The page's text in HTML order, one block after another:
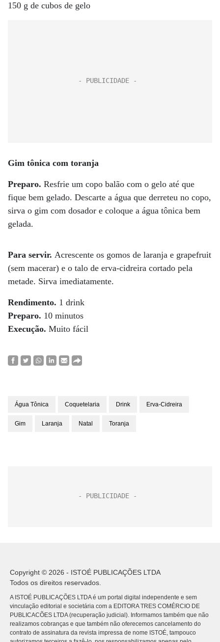
150 g de cubos de gelo
Gim tônica com toranja
Preparo. Resfrie um copo balão com o gelo até que
fique bem gelado. Descarte a água que derreteu no copo,
sirva o gim com dosador e coloque a água tônica bem
gelada.
Para servir. Acrescente os gomos de laranja e grapefruit
(sem macerar) e o talo de erva-cidreira cortado pela
metade. Sirva imediatamente.
Rendimento. 1 drink
Preparo. 10 minutos
Execução. Muito fácil
Água Tônica Coquetelaria Drink Erva-Cidreira
Gim Laranja Natal Toranja
Copyright © 2026 - ISTOÉ PUBLICAÇÕES LTDA
Todos os direitos reservados.
A ISTOÉ PUBLICAÇÕES LTDA é um portal digital independente e sem
vinculação editorial e societária com a EDITORA TRES COMÉRCIO DE
PUBLICACÕES LTDA (recuperação judicial). Informamos também que não
realizamos cobranças e que também não oferecemos cancelamento do
contrato de assinatura da revista impressa de nome ISTOÉ, tampouco